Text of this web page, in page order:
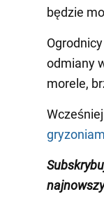
będzie
odmiany
morele,